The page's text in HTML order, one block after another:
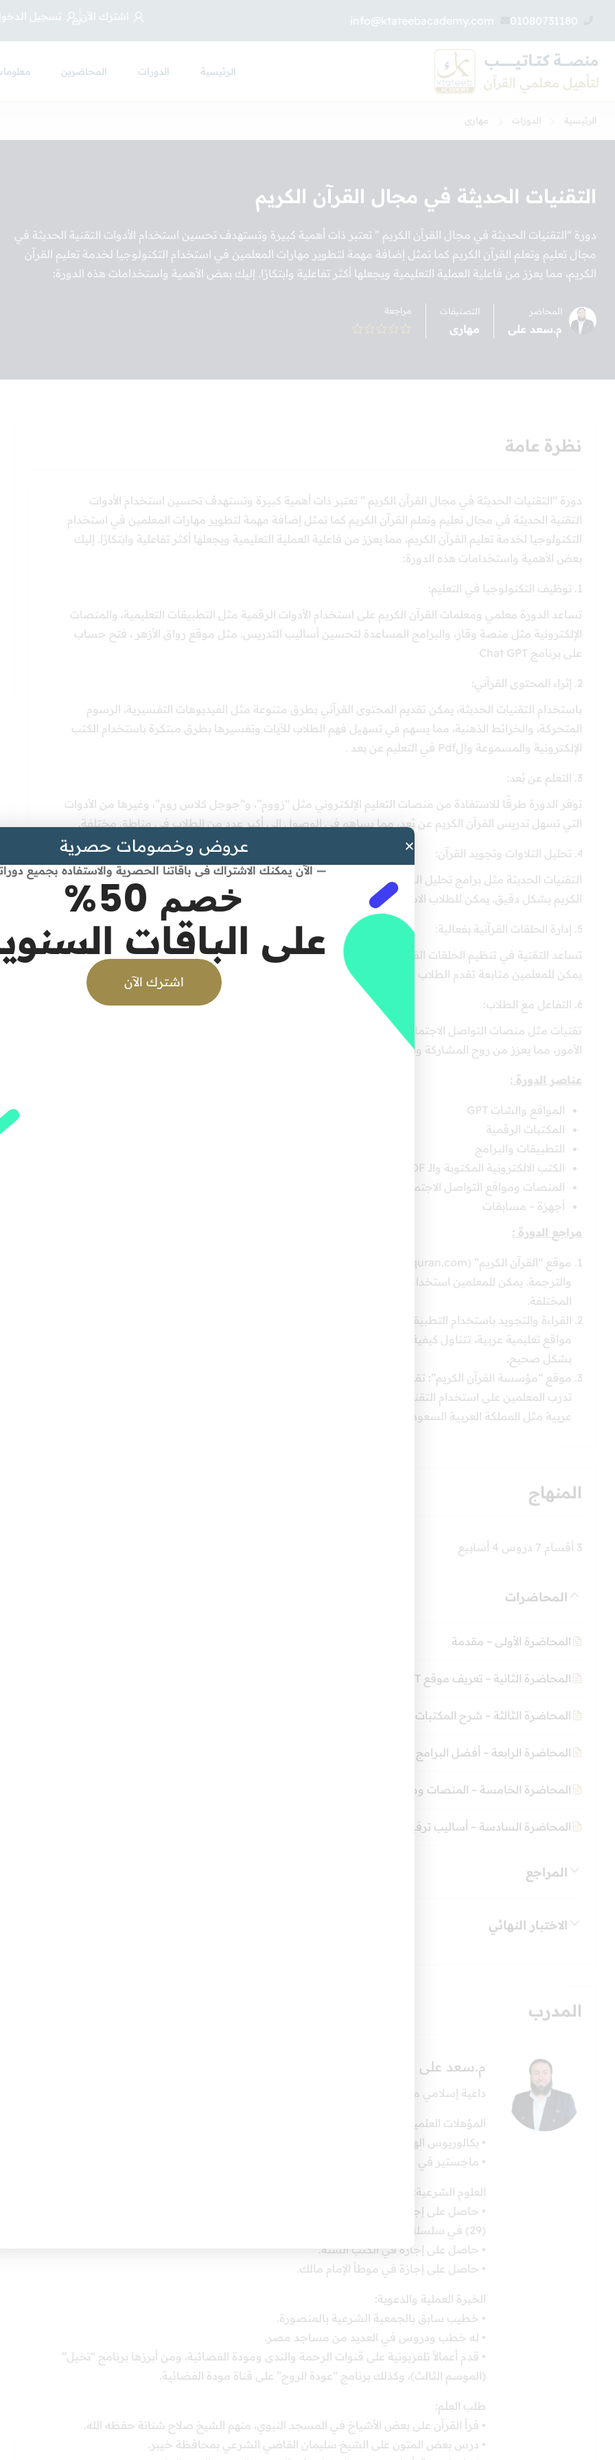
01080731180
info@ktateebacademy.com اشترك الآن تسجيل
الرئيسية الدورات المحاضرين
الرئيسية الدورات مهارى
التقنيات الحديثة في مجال القرآن الكريم
دورة “التقنيات الحديثة في مجال القرآن الكريم ” تعتبر ذات أهمية كبيرة وتستهدف تحسين استخدام الأدوات التقنية الحديثة في
مجال تعليم وتعلم القرآن الكريم كما تمثل إضافة مهمة لتطوير مهارات المعلمين في استخدام التكنولوجيا لخدمة تعليم القرآن
الكريم، مما يعزز من فاعلية العملية التعليمية ويجعلها أكثر تفاعلية وابتكارًا. إليك بعض الأهمية واستخدامات هذه الدورة:
المحاضر
م.سعد على
التصنيفات
مهارى
مراجعة
نظرة عامة
دورة “التقنيات الحديثة في مجال القرآن الكريم ” تعتبر ذات أهمية كبيرة وتستهدف تحسين استخدام الأدوات
التقنية الحديثة في مجال تعليم وتعلم القرآن الكريم كما تمثل إضافة مهمة لتطوير مهارات المعلمين في استخدام
التكنولوجيا لخدمة تعليم القرآن الكريم، مما يعزز من فاعلية العملية التعليمية ويجعلها أكثر تفاعلية وابتكارًا. إليك
بعض الأهمية واستخدامات هذه الدورة:
توظيف التكنولوجيا في التعليم:
تساعد الدورة معلمي ومعلمات القرآن الكريم على استخدام الأدوات الرقمية مثل التطبيقات التعليمية، والمنصات
الإلكترونية مثل منصة وقار، والبرامج المساعدة لتحسين أساليب التدريس. مثل موقع رواق الأزهر ، فتح حساب
على برنامج Chat GPT
إثراء المحتوى القرآني:
باستخدام التقنيات الحديثة، يمكن تقديم المحتوى القرآني بطرق متنوعة مثل الفيديوهات التفسيرية، الرسوم
المتحركة، والخرائط الذهنية، مما يسهم في تسهيل فهم الطلاب للآيات وتفسيرها بطرق مبتكرة باستخدام الكتب
الإلكترونية والمسموعة والPdf في التعليم عن بعد .
التعلم عن بُعد:
توفر الدورة طرقًا للاستفادة من منصات التعليم الإلكتروني مثل “زووم”، و”جوجل كلاس روم”، وغيرها من الأدوات
التي تسهل تدريس القرآن الكريم عن بُعد، مما يساهم في الوصول إلى أكبر عدد من الطلاب في مناطق مختلفة.
تحليل التلاوات وتجويد القرآن:
التقنيات الحديثة مثل برامج تحليل الصوت وتطبيقات تعلم التجويد تساعد المعلمين في تعليم الطلاب تجويد القرآن
الكريم بشكل دقيق. يمكن للطلاب الاستماع إلى تلاواتهم وتحليل أخطائهم باستخدام هذه التقنيات.
إدارة الحلقات القرآنية بفعالية:
تساعد التقنية في تنظيم الحلقات القرآنية وتوزيع المواد التعليمية، مثل الكتب والمراجع القرآنية، بشكل منظم.
يمكن للمعلمين متابعة تقدم الطلاب باستخدام برامج إدارة الحلقات أو التطبيقات المتخصصة.
التفاعل مع الطلاب:
تقنيات مثل منصات التواصل الاجتماعي ومجموعات الواتساب تتيح للمعلمين التواصل المستمر مع الطلاب وأولياء
الأمور، مما يعزز من روح المشاركة والانخراط في دراسة القرآن الكريم.
عناصر الدورة :
المواقع والشات GPT
المكتبات الرقمية
التطبيقات والبرامج
الكتب الالكترونية المكتوبة والـ PDF والكتب المسموعة
المنصات ومواقع التواصل الاجتماعي
أجهزة – مسابقات
مراجع الدورة :
والترجمة. يمكن للمعلمين استخدام هذه المنصة لتعليم الطلاب تفسير الآيات وتلاوتها مع الاستماع للقراءات
المختلفة.
القراءة والتجويد باستخدام التطبيقات الحديثة”: مقال أو دراسة يمكن العثور عليها في مجلات أكاديمية أو
بشكل صحيح.
موقع “مؤسسة القرآن الكريم”: تقدم العديد من المواقع الدينية والتربوية في العالم العربي مراجع ودورات
تدرب المعلمين على استخدام التقنيات الحديثة لتعليم القرآن الكريم، مثل مؤسسة القرآن الكريم في عدة دول
عربية مثل المملكة العربية السعودية والإمارات
المنهاج
3 أقسام 7 دروس 4 أسابيع
المحاضرات
المحاضرة الأولى – مقدمة
المحاضرة الثانية – تعريف موقع Chat GPT
المحاضرة الثالثة – شرح المكتبات الرقمية
المحاضرة الرابعة – أفضل البرامج والتطبيقات للقرآن الكريم
المحاضرة الخامسة – المنصات ومواقع التواصل
المحاضرة السادسة – أساليب ترفيهية ومسابقات
المراجع
الاختبار النهائي
المدرب
م.سعد على
داعية إسلامي مصري، ولد في محافظة الدقهلية في 31 يوليو عام 1984م.
المؤهلات العلمية:
• بكالوريوس الهندسة المدنية من جامعة المنصورة عام 2006م.
• ماجستير في التفسير من الجامعة الإسلامية بمنيسوتا بتقدير امتياز.
العلوم الشرعية:
• حاصل على إجازة في قراءة الإمام عاصم بروايتيه شعبة وحفص، وهي من أعلى الأسانيد إذ هو رقم
(29) في سلسلة الإسناد.
• حاصل على إجازة في الكتب الستة.
• حاصل على إجازة في موطأ الإمام مالك.
الخبرة العملية والدعوية:
• خطيب سابق بالجمعية الشرعية بالمنصورة.
• له خطب ودروس في العديد من مساجد مصر.
• قدم أعمالاً تلفزيونية على قنوات الرحمة والندى ومودة الفضائية، ومن أبرزها برنامج “تخيل”
(الموسم الثالث)، وكذلك برنامج “عودة الروح” على قناة مودة الفضائية.
طلب العلم:
• قرأ القرآن على بعض الأشياخ في المسجد النبوي، منهم الشيخ صلاح شنانة حفظه الله.
• درس بعض المتون على الشيخ سليمان القاضي الشرعي بمحافظة خيبر.
عروض وخصومات حصرية
— الآن يمكنك الاشتراك فى باقاتنا الحصرية والاستفاده بجميع
خصم 50%
على الباقات
اشترك الآن